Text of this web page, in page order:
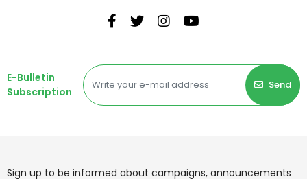
E-Bulletin
Subscription
Send
Sign up to be informed about campaigns, announcements